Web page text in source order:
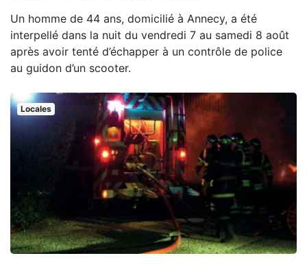
Un homme de 44 ans, domicilié à Annecy, a été
interpellé dans la nuit du vendredi 7 au samedi 8 août
après avoir tenté d’échapper à un contrôle de police
au guidon d’un scooter.
Locales